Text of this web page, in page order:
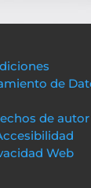
de
de autor
Web